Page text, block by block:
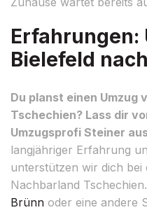
Erfahrungen:
Bielefeld
Du planst einen Umzug
Tschechien? Lass dir
Umzugsprofi Steiner
langjähriger Erfahrung
unterstützen wir dich bei
Nachbarland
Brünn oder eine andere